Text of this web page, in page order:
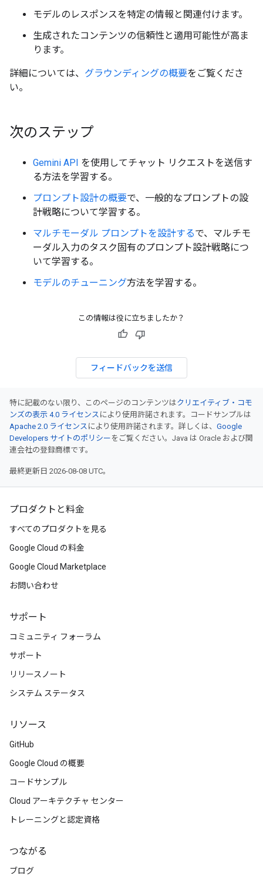
モデルのレスポンスを特定の情報と関連付けます。
生成されたコンテンツの信頼性と適用可能性が高ま
ります。
詳細については、 グラウンディングの概要をご覧くださ
い。
次のステップ
Gemini API を使用してチャット リクエストを送信す
る方法を学習する。
プロンプト設計の概要で、一般的なプロンプトの設
計戦略について学習する。
マルチモーダル プロンプトを設計するで、マルチモ
ーダル入力のタスク固有のプロンプト設計戦略につ
いて学習する。
モデルのチューニング方法を学習する。
この情報は役に立ちましたか？
フィードバックを送信
特に記載のない限り、このページのコンテンツはクリエイティブ・コモ
ンズの表示 4.0 ライセンス により使用許諾されます。コードサンプルは
Apache 2.0 ライセンス により使用許諾されます。詳しくは、 Google
Developers サイトのポリシー をご覧ください。Java は Oracle および関
連会社の登録商標です。
最終更新日 2026-08-08 UTC。
プロダクトと料金
すべてのプロダクトを見る
Google Cloud の料金
Google Cloud Marketplace
お問い合わせ
サポート
コミュニティ フォーラム
サポート
リリースノート
システム ステータス
リソース
GitHub
Google Cloud の概要
コードサンプル
Cloud アーキテクチャ センター
トレーニングと認定資格
つながる
ブログ